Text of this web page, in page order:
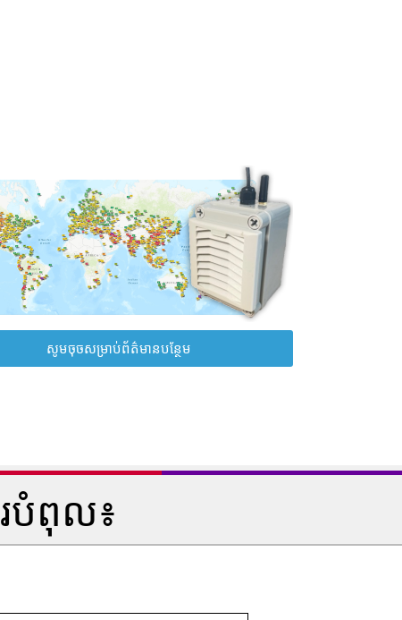
សូមចុចសម្រាប់ព័ត៌មានបន្ថែម
បំពុល៖